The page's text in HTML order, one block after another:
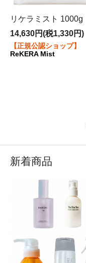
リケラミスト 1000g
14,630円(税1,330円)
【正規公認ショップ】
ReKERA Mist
新着商品